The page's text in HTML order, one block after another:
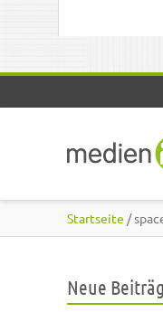
Startseite /
Neue